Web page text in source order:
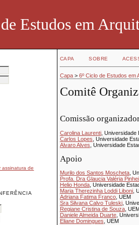
Estudos em
assinatura de
CAPA SOBRE
Capa> 6º Ciclo de Estudos em
Comitê
Comissão
Carolina Laurenti, Universidade
Carlos Lopes , Universidade
Alvaro Alves , Universidade
Apoio
Murilo dos Santos Moscheta,
Profa. Dra Glaucia Valéria
Helio Honda, Universidade
Maria Therezinha Loddi Liboni,
Adriana Fatima Franco, UEM
Sra Silvana Calvo Tuleski,
Regiane Cristina de Souza,
Daniele Almeida Duarte,
Eliane Domingues , UEM